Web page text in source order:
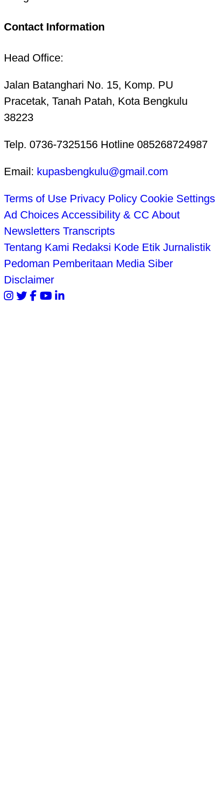
Contact Information
Head Office:
Jalan Batanghari No. 15, Komp. PU
Pracetak, Tanah Patah, Kota Bengkulu
38223
Telp. 0736-7325156 Hotline 085268724987
Email: kupasbengkulu@gmail.com
Terms of Use Privacy Policy Cookie Settings
Ad Choices Accessibility & CC About
Newsletters Transcripts
Tentang Kami Redaksi Kode Etik Jurnalistik
Pedoman Pemberitaan Media Siber
Disclaimer